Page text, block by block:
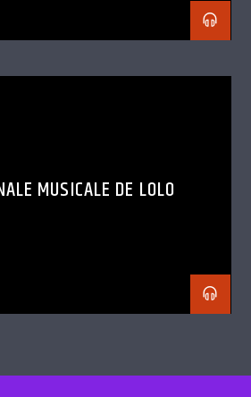
MUSICALE DE LOLO